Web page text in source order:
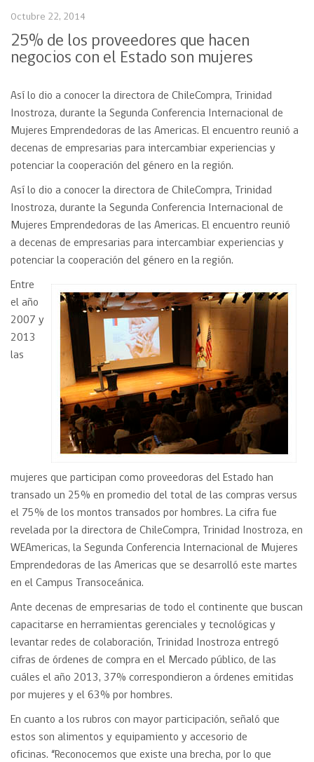
Octubre 22, 2014
25% de los proveedores que hacen
negocios con el Estado son mujeres
Así lo dio a conocer la directora de ChileCompra, Trinidad
Inostroza, durante la Segunda Conferencia Internacional de
Mujeres Emprendedoras de las Americas. El encuentro reunió a
decenas de empresarias para intercambiar experiencias y
potenciar la cooperación del género en la región.
Así lo dio a conocer la directora de ChileCompra, Trinidad
Inostroza, durante la Segunda Conferencia Internacional de
Mujeres Emprendedoras de las Americas. El encuentro reunió
a decenas de empresarias para intercambiar experiencias y
potenciar la cooperación del género en la región.
Entre
el año
2007 y
2013
las
mujeres que participan como proveedoras del Estado han
transado un 25% en promedio del total de las compras versus
el 75% de los montos transados por hombres. La cifra fue
revelada por la directora de ChileCompra, Trinidad Inostroza, en
WEAmericas, la Segunda Conferencia Internacional de Mujeres
Emprendedoras de las Americas que se desarrolló este martes
en el Campus Transoceánica.
Ante decenas de empresarias de todo el continente que buscan
capacitarse en herramientas gerenciales y tecnológicas y
levantar redes de colaboración, Trinidad Inostroza entregó
cifras de órdenes de compra en el Mercado público, de las
cuáles el año 2013, 37% correspondieron a órdenes emitidas
por mujeres y el 63% por hombres.
En cuanto a los rubros con mayor participación, señaló que
estos son alimentos y equipamiento y accesorio de
oficinas. “Reconocemos que existe una brecha, por lo que